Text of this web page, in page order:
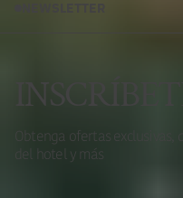
Obtenga ofertas
del hotel y más